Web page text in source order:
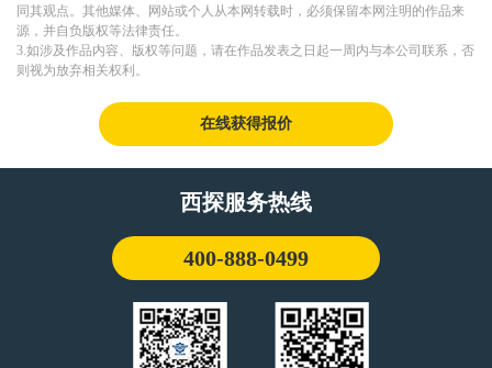
同其观点。其他媒体、网站或个人从本网转载时，必须保留本网注明的作品来
源，并自负版权等法律责任。
3.如涉及作品内容、版权等问题，请在作品发表之日起一周内与本公司联系，否
则视为放弃相关权利。
在线获得报价
西探服务热线
400-888-0499